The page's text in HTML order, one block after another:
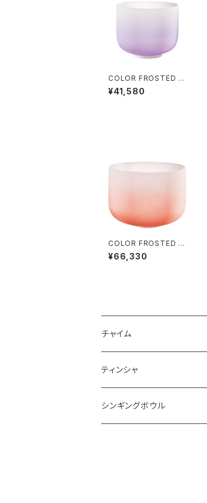
COLOR FROSTED C
RYSTAL SINGING B
OWLS (クリスタル・シ
¥41,580
COLOR FROSTED C
RYSTAL SINGING B
OWLS (クリスタル・シ
¥66,330
チャイム
ティンシャ
シンギングボウル